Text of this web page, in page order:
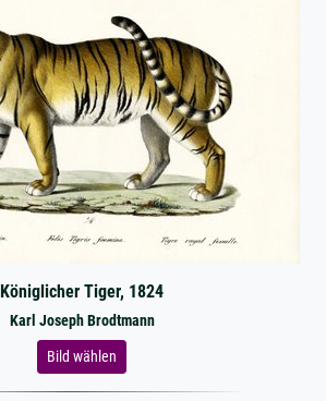
Königlicher Tiger, 1824
Karl Joseph Brodtmann
Bild wählen